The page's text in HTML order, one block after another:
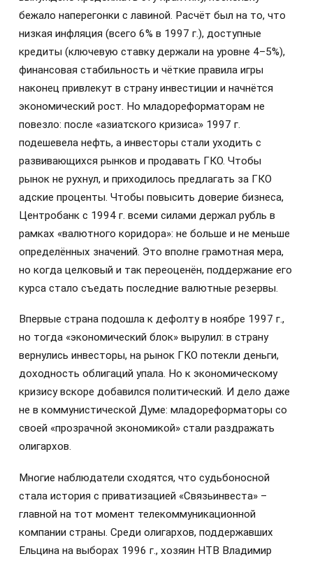
бежало наперегонки с лавиной. Расчёт был на то, что
низкая инфляция (всего 6% в 1997 г.), доступные
кредиты (ключевую ставку держали на уровне 4–5%),
финансовая стабильность и чёткие правила игры
наконец привлекут в страну инвестиции и начнётся
экономический рост. Но младореформаторам не
повезло: после «азиатского кризиса» 1997 г.
подешевела нефть, а инвесторы стали уходить с
развивающихся рынков и продавать ГКО. Чтобы
рынок не рухнул, и приходилось предлагать за ГКО
адские проценты. Чтобы повысить доверие бизнеса,
Центробанк с 1994 г. всеми силами держал рубль в
рамках «валютного коридора»: не больше и не меньше
определённых значений. Это вполне грамотная мера,
но когда целковый и так переоценён, поддержание его
курса стало съедать последние валютные резервы.
Впервые страна подошла к дефолту в ноябре 1997 г.,
но тогда «экономический блок» вырулил: в страну
вернулись инвесторы, на рынок ГКО потекли деньги,
доходность облигаций упала. Но к экономическому
кризису вскоре добавился политический. И дело даже
не в коммунистической Думе: младореформаторы со
своей «прозрачной экономикой» стали раздражать
олигархов.
Многие наблюдатели сходятся, что судьбоносной
стала история с приватизацией «Связьинвеста» –
главной на тот момент телекоммуникационной
компании страны. Среди олигархов, поддержавших
Ельцина на выборах 1996 г., хозяин НТВ Владимир